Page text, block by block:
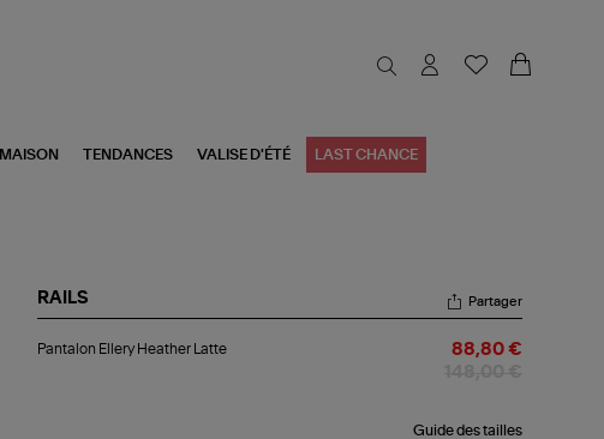
MAISON TENDANCES VALISE D'ÉTÉ LAST CHANCE
RAILS
Ellery
Partager
Pantalon Ellery Heather Latte 88,80 €
Guide des tailles